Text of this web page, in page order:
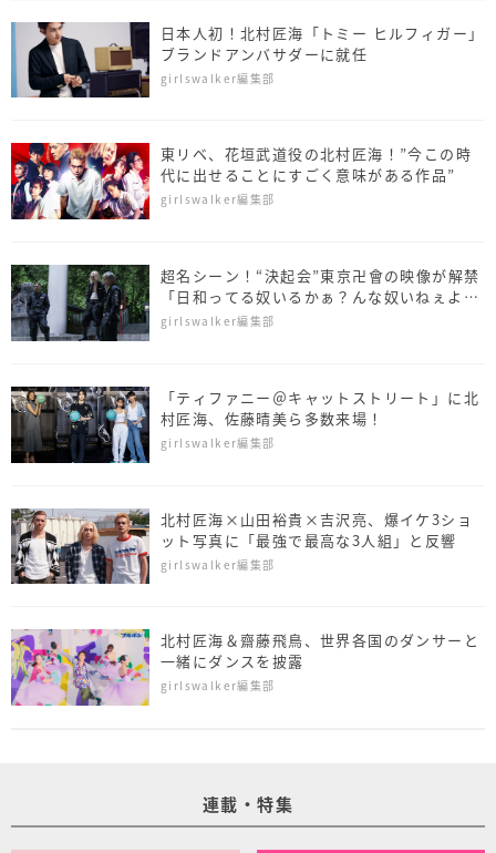
日本人初！北村匠海「トミー ヒルフィガー」
ブランドアンバサダーに就任
girlswalker編集部
東リベ、花垣武道役の北村匠海！”今この時
代に出せることにすごく意味がある作品”
girlswalker編集部
超名シーン！“決起会”東京卍會の映像が解禁
「日和ってる奴いるかぁ？んな奴いねぇよね
ぁ！」
girlswalker編集部
「ティファニー＠キャットストリート」に北
村匠海、佐藤晴美ら多数来場！
girlswalker編集部
北村匠海×山田裕貴×吉沢亮、爆イケ3ショ
ット写真に「最強で最高な3人組」と反響
girlswalker編集部
北村匠海＆齋藤飛鳥、世界各国のダンサーと
一緒にダンスを披露
girlswalker編集部
連載・特集